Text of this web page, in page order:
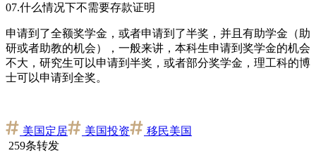
07.什么情况下不需要存款证明
申请到了全额奖学金，或者申请到了半奖，并且有助学金（助
研或者助教的机会），一般来讲，本科生申请到奖学金的机会
不大，研究生可以申请到半奖，或者部分奖学金，理工科的博
士可以申请到全奖。
美国定居 美国投资
移民美国
259条转发